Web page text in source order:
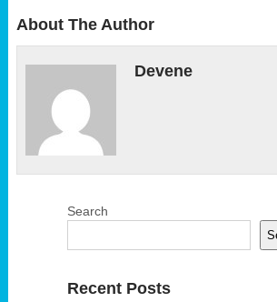
About The Author
Devene
Search
Recent Posts